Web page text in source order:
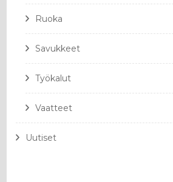
Ruoka
Savukkeet
Työkalut
Vaatteet
Uutiset